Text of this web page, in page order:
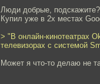
Люди добрые, подскажите?
Купил уже в 2х местах
> "В онлайн-кинотеатрах
телевизорах с системой
Может я что-то делаю не